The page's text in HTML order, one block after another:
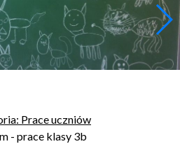
Prace uczniów
- prace klasy 3b